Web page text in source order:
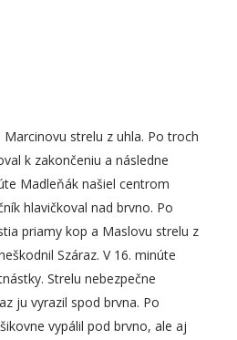
strelu z uhla. Po troch
k zakončeniu a následne
Madleňák našiel centrom
hlavičkoval nad brvno. Po
priamy kop a Maslovu strelu z
Száraz. V 16. minúte
Strelu nebezpečne
ju vyrazil spod brvna. Po
vypálil pod brvno, ale aj